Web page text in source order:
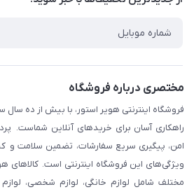
حریم خصوصی
راهنما
مختصری درباره فروشگاه
فروشگاه اینترنتی هویر استور، با بیش از ده سال
راهکاری آسان برای خریدهای آنلاین شماست.
امن، پیگیری سریع سفارشات، تضمین سلامت و
ویژگی‌های این فروشگاه اینترنتی است. کالاهای
مختلف شامل لوازم خانگی، لوازم شخصی،